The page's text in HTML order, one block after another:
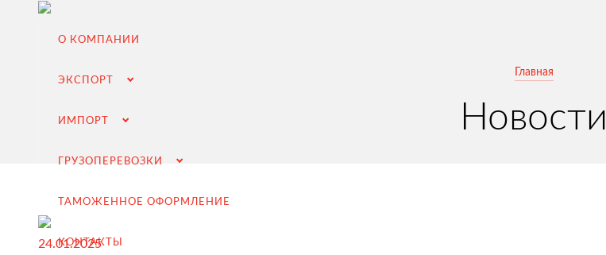
О КОМПАНИИ
ЭКСПОРТ
ИМПОРТ
ГРУЗОПЕРЕВОЗКИ
ТАМОЖЕННОЕ ОФОРМЛЕНИЕ
КОНТАКТЫ
Главная
Новости
24.01.2025